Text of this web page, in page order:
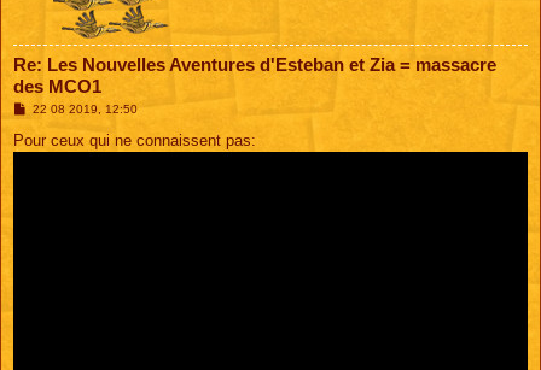
Re: Les Nouvelles Aventures d'Esteban et Zia = massacre
des MCO1
M
s
s
22 08 2019, 12:50
Pour ceux qui ne connaissent pas: